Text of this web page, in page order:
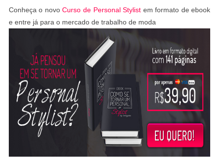
Conheça o novoCurso de Personal Stylist em formato de ebook
e entre já para o mercado de trabalho de moda